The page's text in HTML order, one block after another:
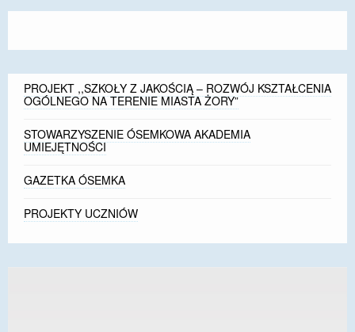
mLegitymacja
PROJEKT ,,SZKOŁY Z JAKOŚCIĄ – ROZWÓJ KSZTAŁCENIA
OGÓLNEGO NA TERENIE MIASTA ŻORY”
STOWARZYSZENIE ÓSEMKOWA AKADEMIA
UMIEJĘTNOŚCI
GAZETKA ÓSEMKA
PROJEKTY UCZNIÓW